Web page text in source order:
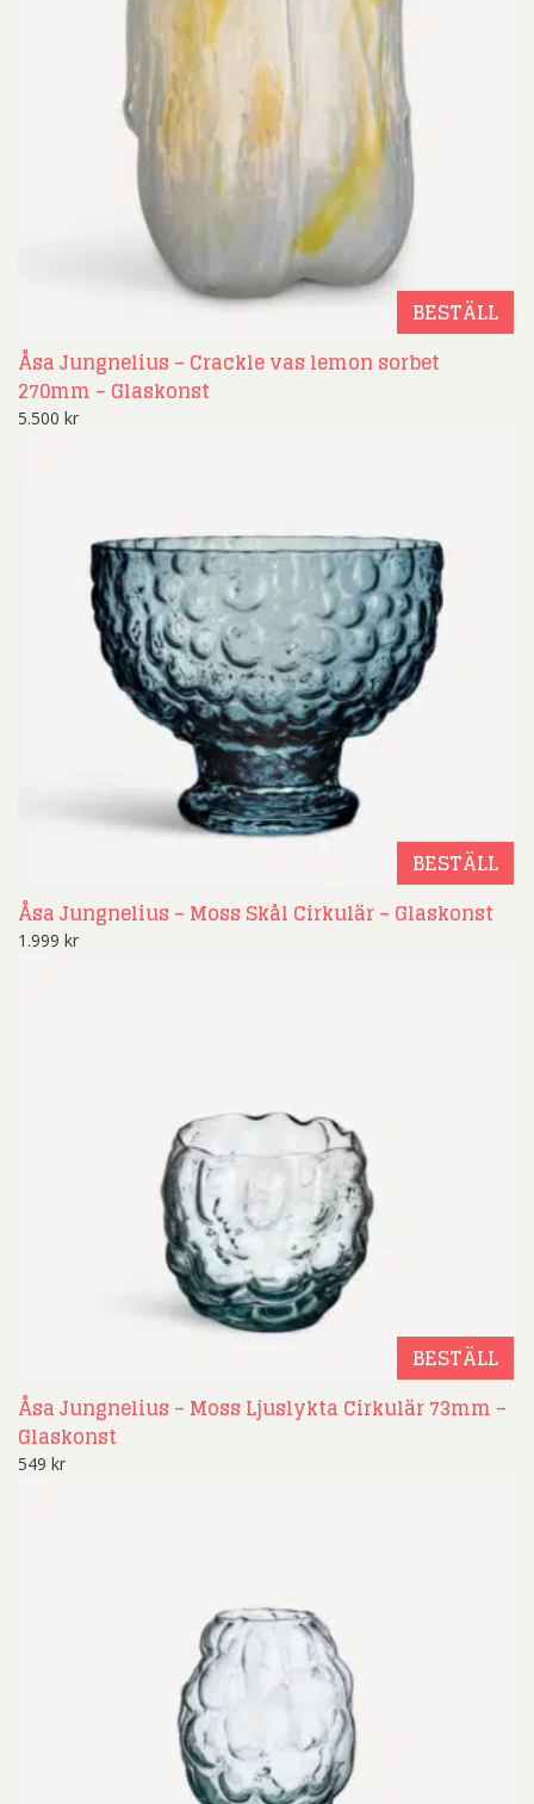
BESTÄLL
Åsa Jungnelius – Crackle vas lemon sorbet
270mm – Glaskonst
5.500 kr
BESTÄLL
Åsa Jungnelius – Moss Skål Cirkulär – Glaskonst
1.999 kr
BESTÄLL
Åsa Jungnelius – Moss Ljuslykta Cirkulär 73mm –
Glaskonst
549 kr